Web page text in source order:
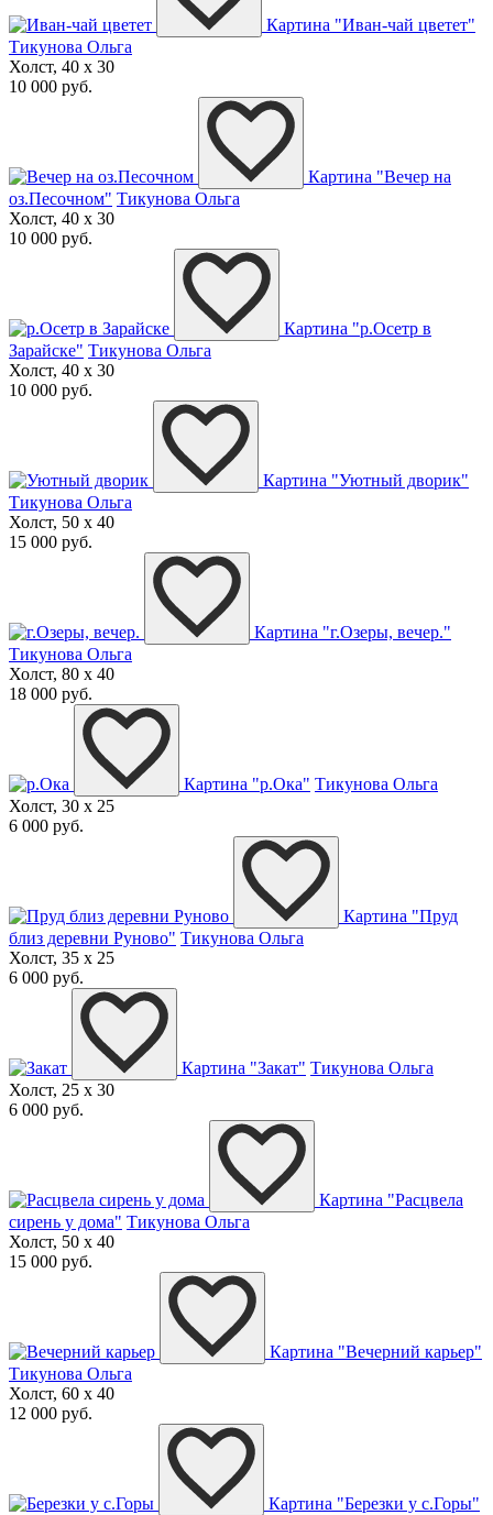
Картина "Иван-чай цветет"
Тикунова Ольга
Холст, 40 x 30
10 000 руб.
Картина "Вечер на
оз.Песочном" Тикунова Ольга
Холст, 40 x 30
10 000 руб.
Картина "р.Осетр в
Зарайске" Тикунова Ольга
Холст, 40 x 30
10 000 руб.
Картина "Уютный дворик"
Тикунова Ольга
Холст, 50 x 40
15 000 руб.
Картина "г.Озеры, вечер."
Тикунова Ольга
Холст, 80 x 40
18 000 руб.
Картина "р.Ока" Тикунова Ольга
Холст, 30 x 25
6 000 руб.
Картина "Пруд
близ деревни Руново" Тикунова Ольга
Холст, 35 x 25
6 000 руб.
Картина "Закат" Тикунова Ольга
Холст, 25 x 30
6 000 руб.
Картина "Расцвела
сирень у дома" Тикунова Ольга
Холст, 50 x 40
15 000 руб.
Картина "Вечерний карьер"
Тикунова Ольга
Холст, 60 x 40
12 000 руб.
Картина "Березки у с.Горы"